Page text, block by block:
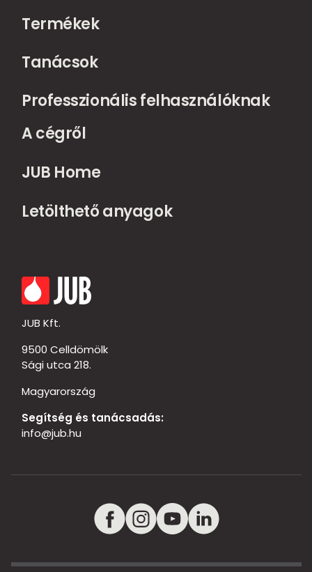
Termékek
Tanácsok
Professzionális felhasználóknak
A cégről
JUB Home
Letölthető anyagok
JUB Kft.
9500 Celldömölk
Sági utca 218.
Magyarország
Segítség és tanácsadás:
info@jub.hu